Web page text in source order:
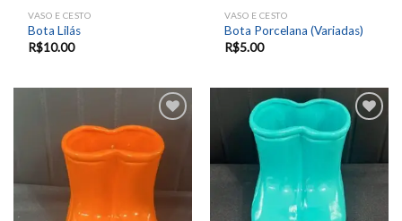
VASO E CESTO
Bota Lilás
R$10.00
VASO E CESTO
Bota Porcelana (Variadas)
R$5.00
Add to
wishlist
Add to
wishlist